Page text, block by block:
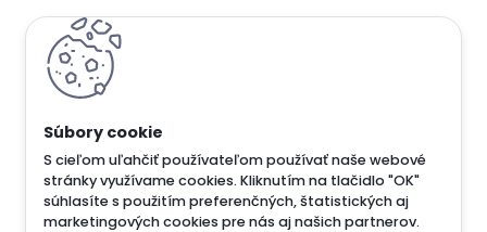
S cieľom uľahčiť používateľom používať naše webové
stránky využívame cookies. Kliknutím na tlačidlo "OK"
súhlasíte s použitím preferenčných, štatistických aj
marketingových cookies pre nás aj našich partnerov.